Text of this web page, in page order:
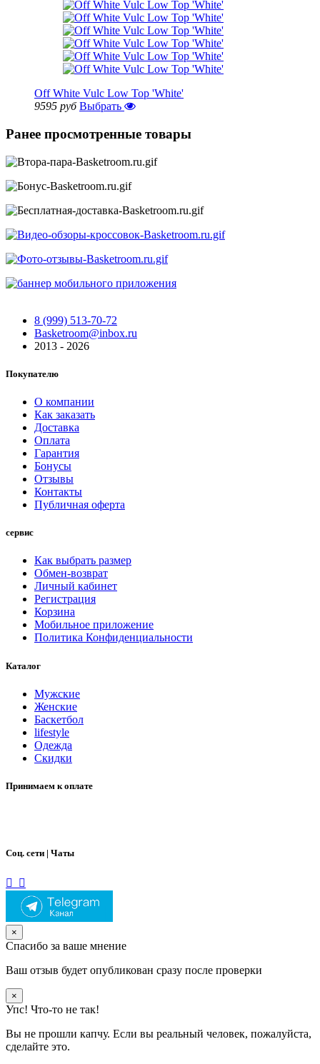
Off White Vulc Low Top 'White'
9595 руб Выбрать
Ранее просмотренные товары
8 (999) 513-70-72
Basketroom@inbox.ru
2013 - 2026
Покупателю
О компании
Как заказать
Доставка
Оплата
Гарантия
Бонусы
Отзывы
Контакты
Публичная оферта
сервис
Как выбрать размер
Обмен-возврат
Личный кабинет
Регистрация
Корзина
Мобильное приложение
Политика Конфиденциальности
Каталог
Мужские
Женские
Баскетбол
lifestyle
Одежда
Скидки
Принимаем к оплате
Соц. сети | Чаты
×
Спасибо за ваше мнение
Ваш отзыв будет опубликован сразу после проверки
×
Упс! Что-то не так!
Вы не прошли капчу. Если вы реальный человек, пожалуйста,
сделайте это.